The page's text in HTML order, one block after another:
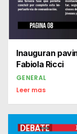
Inauguran
Fabiola Ricci
GENERAL
Leer mas